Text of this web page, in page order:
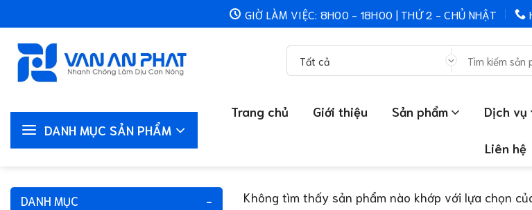
đến
dung
GIỜ LÀM VIỆC: 8H00 - 18H00 | THỨ 2 - CHỦ NHẬT
kiếm:
DANH MỤC SẢN PHẨM
Trang chủ Giới thiệu Sản phẩm Dịch vụ
Liên hệ
DANH MỤC - Không tìm thấy sản phẩm nào khớp với lựa chọn